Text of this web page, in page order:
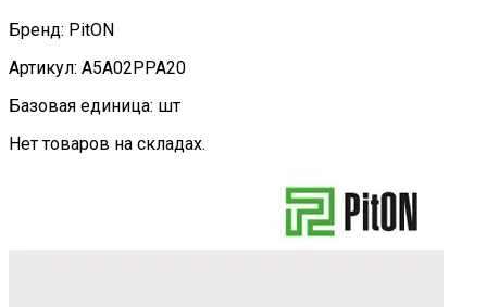
Бренд: PitON
Артикул: А5А02РРА20
Базовая единица: шт
Нет товаров на складах.